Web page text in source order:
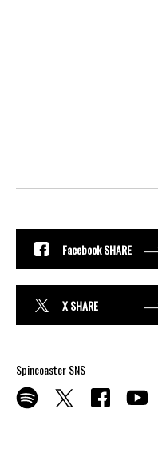
Facebook SHARE
X SHARE
Spincoaster SNS